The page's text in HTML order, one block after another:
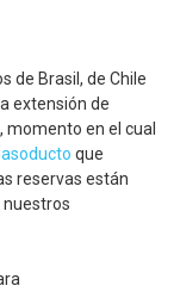
de Brasil, de Chile
extensión de
en el cual
que
reservas están
nuestros